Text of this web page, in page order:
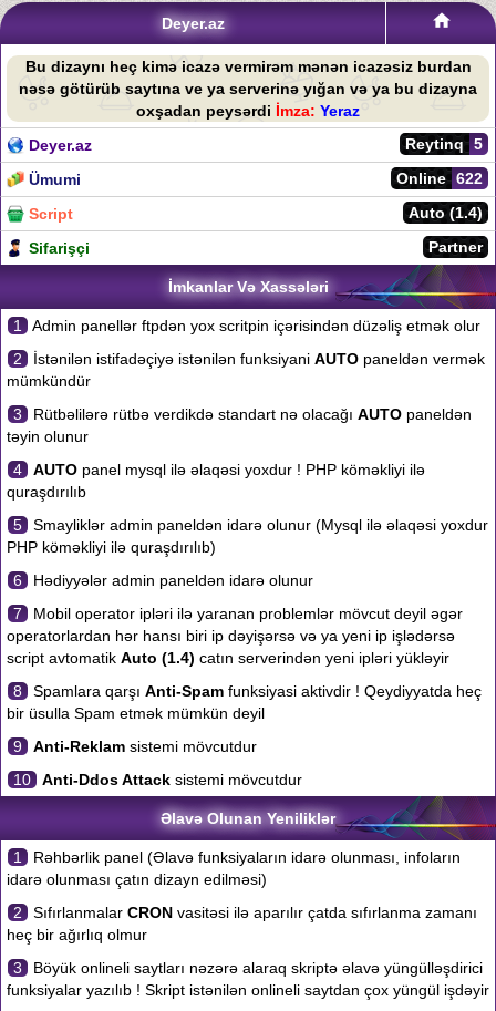
Deyer.az
Bu dizaynı heç kimə icazə vermirəm mənən icazəsiz burdan
nəsə götürüb saytına ve ya serverinə yığan və ya bu dizayna
oxşadan peysərdi İmza: Yeraz
Deyer.az
5
Reytinq
Ümumi
622
Online
Script
Auto (1.4)
Sifarişçi
Partner
İmkanlar Və Xassələri
1
Admin panellər ftpdən yox scritpin içərisindən düzəliş etmək olur
2
İstənilən istifadəçiyə istənilən funksiyani AUTO paneldən vermək
mümkündür
3
Rütbəlilərə rütbə verdikdə standart nə olacağı AUTO paneldən
təyin olunur
4
AUTO panel mysql ilə əlaqəsi yoxdur ! PHP köməkliyi ilə
quraşdırılıb
5
Smayliklər admin paneldən idarə olunur (Mysql ilə əlaqəsi yoxdur
PHP köməkliyi ilə quraşdırılıb)
6
Hədiyyələr admin paneldən idarə olunur
7
Mobil operator ipləri ilə yaranan problemlər mövcut deyil əgər
operatorlardan hər hansı biri ip dəyişərsə və ya yeni ip işlədərsə
script avtomatik Auto (1.4) catın serverindən yeni ipləri yükləyir
8
Spamlara qarşı Anti-Spam funksiyasi aktivdir ! Qeydiyyatda heç
bir üsulla Spam etmək mümkün deyil
9
Anti-Reklam sistemi mövcutdur
10
Anti-Ddos Attack sistemi mövcutdur
Əlavə Olunan Yeniliklər
1
Rəhbərlik panel (Əlavə funksiyaların idarə olunması, infoların
idarə olunması çatın dizayn edilməsi)
2
Sıfırlanmalar CRON vasitəsi ilə aparılır çatda sıfırlanma zamanı
heç bir ağırlıq olmur
3
Böyük onlineli saytları nəzərə alaraq skriptə əlavə yüngülləşdirici
funksiyalar yazılıb ! Skript istənilən onlineli saytdan çox yüngül işdəyir